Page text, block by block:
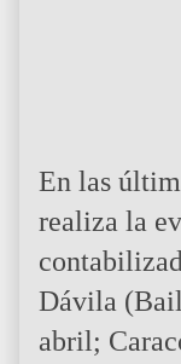
En las
realiza la
Dávila
abril;